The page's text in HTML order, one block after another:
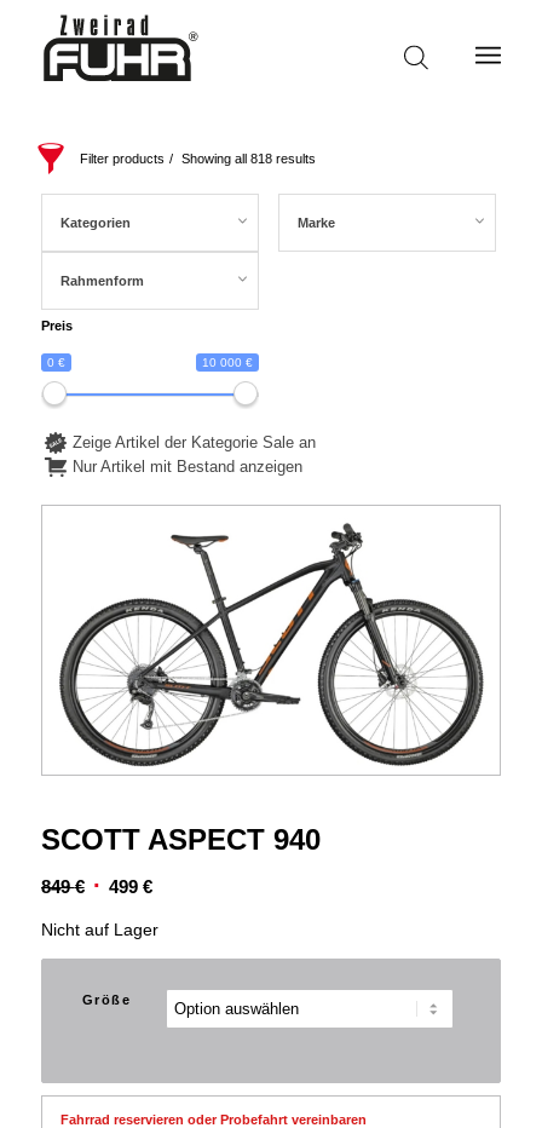
Filter products Showing all 818 results
Kategorien Marke
Rahmenform
Preis
0 € 10 000 €
Zeige Artikel der Kategorie Sale an
Nur Artikel mit Bestand anzeigen
SCOTT ASPECT 940
849€ Ursprünglicher
499 €Aktueller
Nicht auf Lager
Größe
Fahrrad reservieren oder Probefahrt vereinbaren